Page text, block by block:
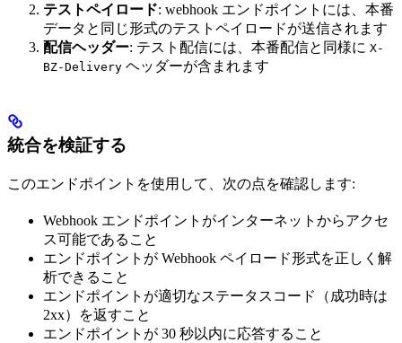
テストペイロード: webhook エンドポイントには、本番
データと同じ形式のテストペイロードが送信されます
配信ヘッダー: テスト配信には、本番配信と同様に X-
BZ-Delivery ヘッダーが含まれます
統合を検証する
このエンドポイントを使用して、次の点を確認します:
Webhook エンドポイントがインターネットからアクセ
ス可能であること
エンドポイントが Webhook ペイロード形式を正しく解
析できること
エンドポイントが適切なステータスコード（成功時は
2xx）を返すこと
エンドポイントが 30 秒以内に応答すること